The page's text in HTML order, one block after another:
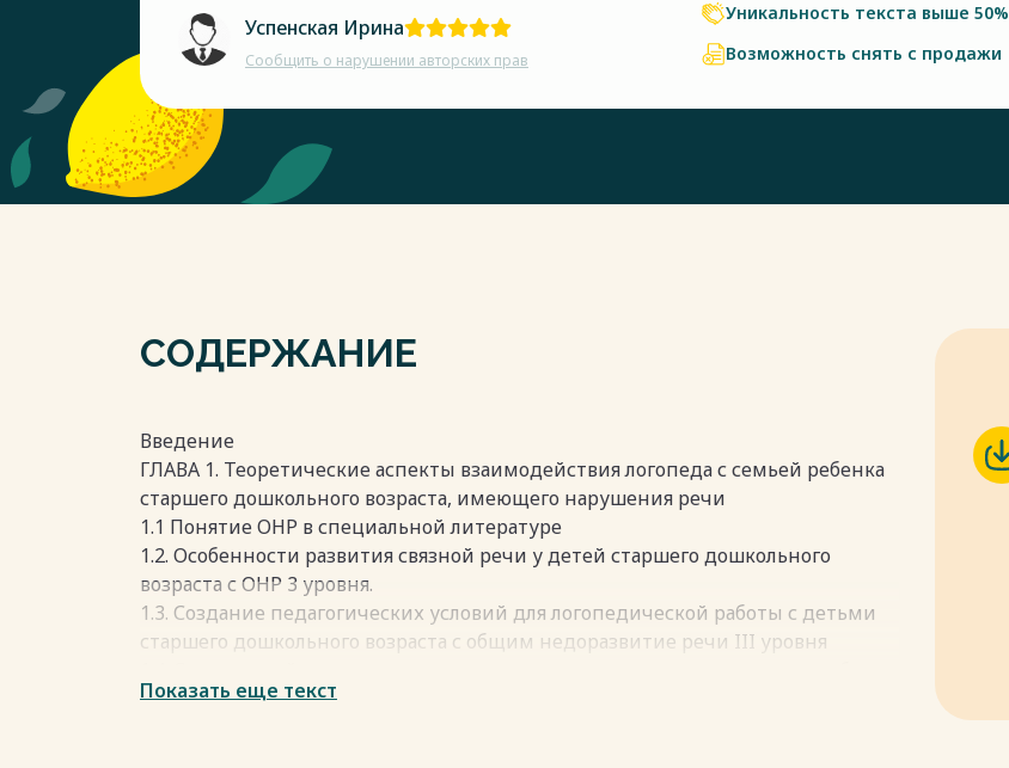
Успенская Ирина
Сообщить о нарушении авторских прав
Уникальность текста выше 50%
Возможность снять с продажи
СОДЕРЖАНИЕ
Введение
ГЛАВА 1. Теоретические аспекты взаимодействия логопеда с семьей ребенка
старшего дошкольного возраста, имеющего нарушения речи
1.1 Понятие ОНР в специальной литературе
1.2. Особенности развития связной речи у детей старшего дошкольного
возраста с ОНР 3 уровня.
1.3. Создание педагогических условий для логопедической работы с детьми
старшего дошкольного возраста с общим недоразвитие речи III уровня
с нарушением речи.
Показать еще текст